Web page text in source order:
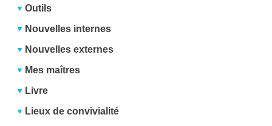
Outils
Nouvelles internes
Nouvelles externes
Mes maîtres
Livre
Lieux de convivialité